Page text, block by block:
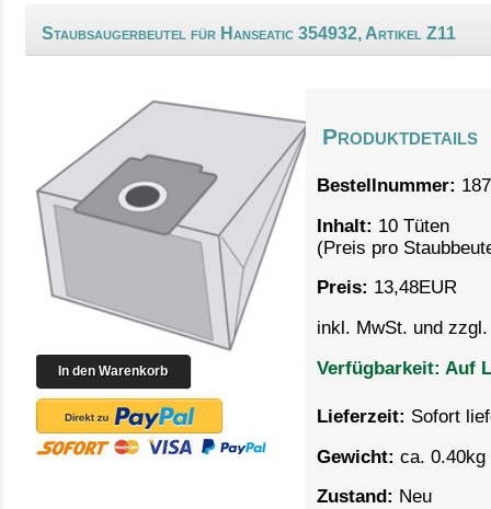
Staubsaugerbeutel für Hanseatic 354932, Artikel Z11
Produktdetails
Bestellnummer:
Inhalt: 10 Tüten
(Preis pro
Preis: 13,48EUR
inkl. MwSt. und
Verfügbarkeit: Auf
Lieferzeit: Sofort
Gewicht: ca. 0.40kg
Zustand: Neu